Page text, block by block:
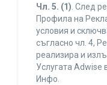
Чл. 5. (1). След
Профила на
условия и
съгласно чл. 4,
реализира и
Услугата Adwise
Инфо.